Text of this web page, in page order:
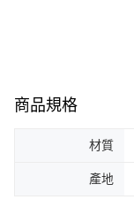
商品規格
材質
產地